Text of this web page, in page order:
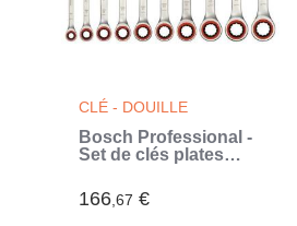
CLÉ - DOUILLE
Bosch Professional -
Set de clés plates
166,67 €